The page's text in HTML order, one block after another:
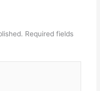
Required fields